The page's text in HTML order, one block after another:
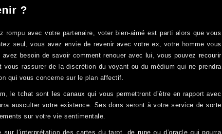
?
rompu avec votre partenaire, voter bien-aimé est parti alors que vous
seul, vous avez envie de revenir avec votre ex, votre homme vous
besoin de savoir comment renouer avec lui, vous pouvez recourir
rassurer de la discrétion du voyant ou du médium qui ne prendra
qui vous concerne sur le plan affectif.
le tchat sont les canaux qui vous permettront d’être en rapport avec
ausculter votre existence. Ses dons seront à votre service de sorte
sur votre vie sentimentale.
l’interprétation des cartes du tarot, de rune ou d’oracle qui pourra